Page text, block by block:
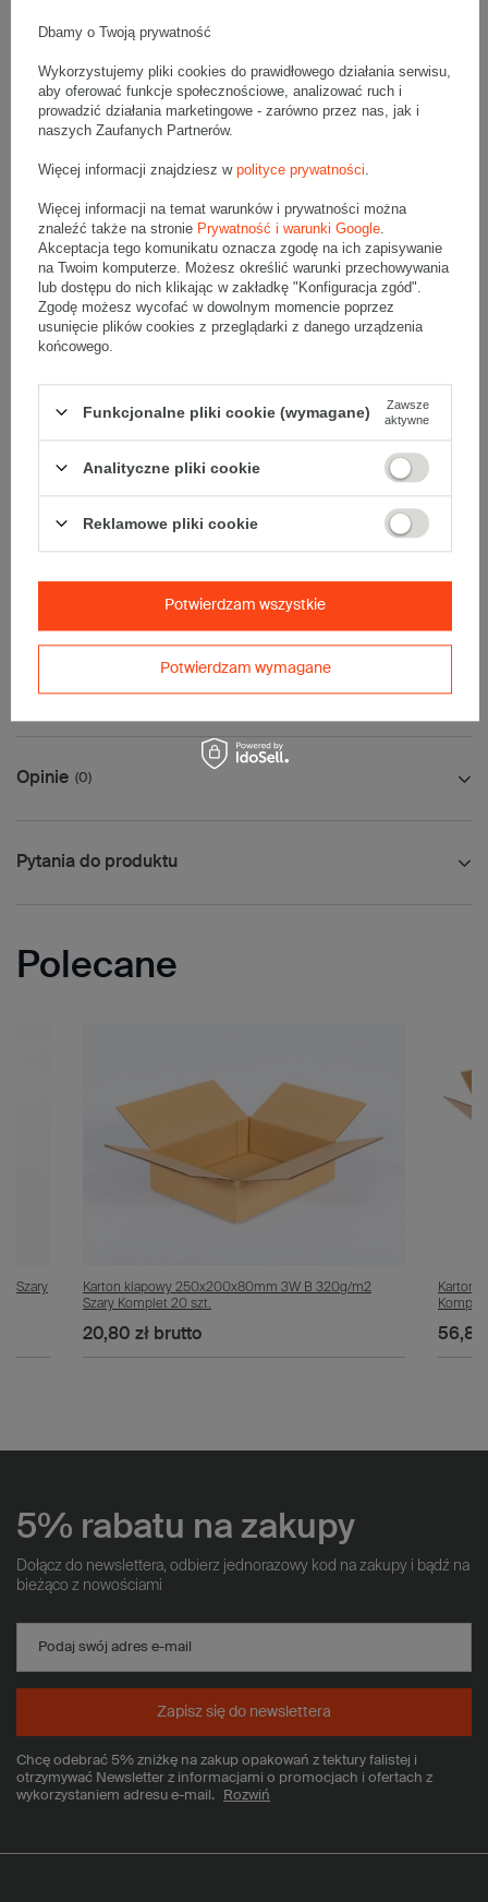
wysokość)
320 g/m2
Wymiary :
• zewnętrzne:350x350x250 mm
• pojemność:28 l
Materiał :
• tektura falista:
3-warstwowa
• fala:B
• gramatura:320 g/m2
• kolor: Szary
Dodatkowe:
Karton nadaje się do pakowania wysyłek kurierskich:
• Poczta Polska Paczka A
Maksymalna ilość w jednej przesyłce -2 x komplet
Jak mierzyć opakowanie
Opinie (0)
Pytania do produktu
Polecane
Szary
Karton klapowy 250x200x80mm 3W B 320g/m2
Szary Komplet 20 szt.
20,80 złbrutto
Karton
56,80
5% rabatu na zakupy
Dołącz do newslettera, odbierz jednorazowy kod na zakupy i bądź na
bieżąco z nowościami
Podaj swój adres e-mail
Chcę odebrać 5% zniżkę na zakup opakowań z tektury falistej i
otrzymywać Newsletter z informacjami o promocjach i ofertach z
wykorzystaniem adresu e-mail.
Rozwiń
Zapisz się do newslettera
Dbamy o Twoją prywatność
Wykorzystujemy pliki cookies do prawidłowego działania serwisu,
aby oferować funkcje społecznościowe, analizować ruch i
prowadzić działania marketingowe - zarówno przez nas, jak i
naszych Zaufanych Partnerów.
Więcej informacji znajdziesz w polityce prywatności
Więcej informacji na temat warunków i prywatności można
znaleźć także na stronie Prywatność i warunki Google
Akceptacja tego komunikatu oznacza zgodę na ich zapisywanie
na Twoim komputerze. Możesz określić warunki przechowywania
lub dostępu do nich klikając w zakładkę "Konfiguracja zgód".
Zgodę możesz wycofać w dowolnym momencie poprzez
usunięcie plików cookies z przeglądarki z danego urządzenia
końcowego.
Funkcjonalne pliki cookie (wymagane)
Zawsze
aktywne
Analityczne pliki cookie
Reklamowe pliki cookie
Potwierdzam wymagane
Potwierdzam wszystkie